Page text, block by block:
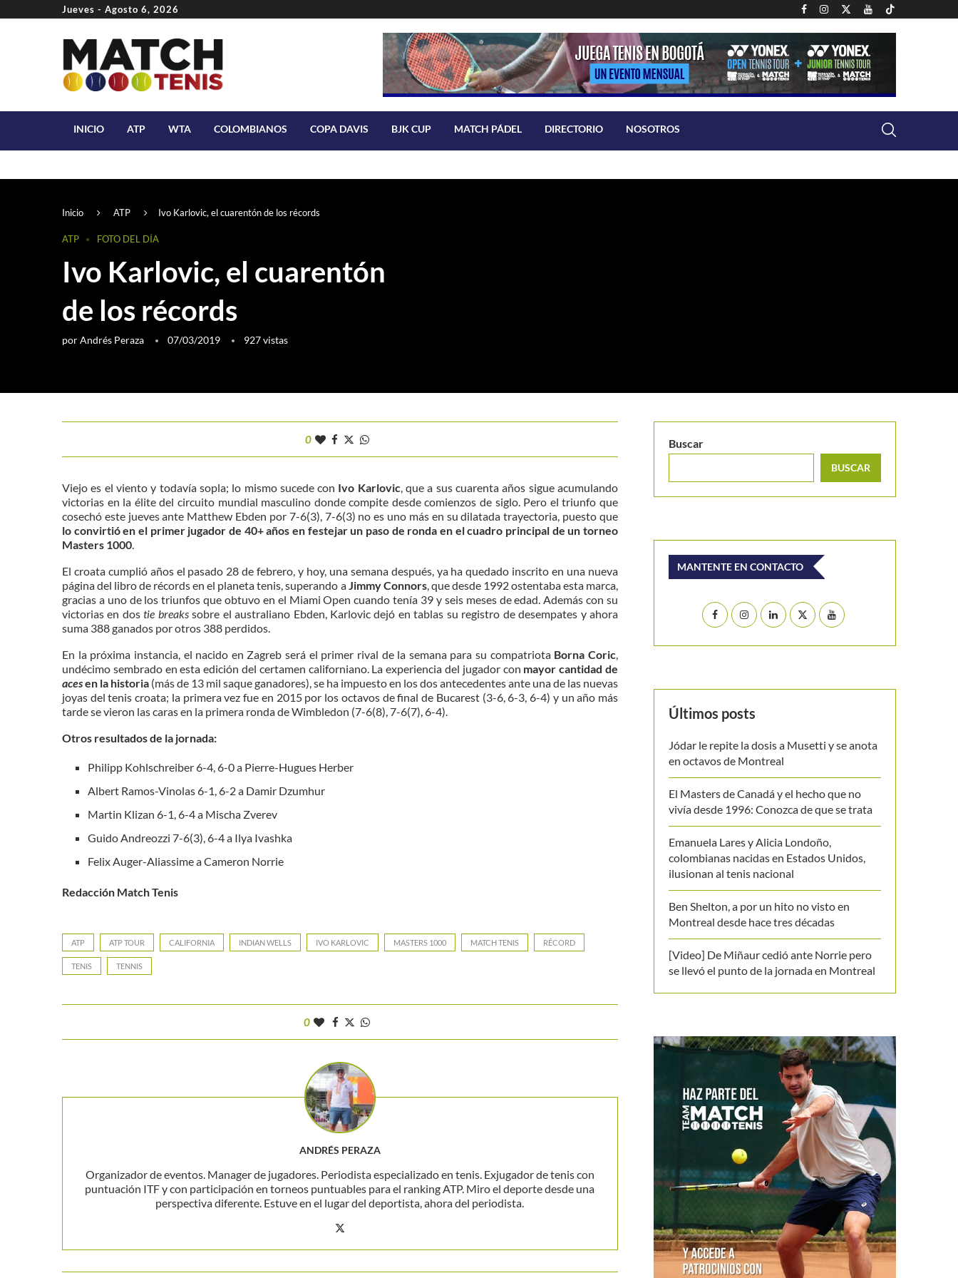
Jueves - Agosto 6, 2026
INICIO ATP WTA COLOMBIANOS COPA DAVIS BJK CUP MATCH PÁDEL DIRECTORIO NOSOTROS
Inicio ATP Ivo Karlovic, el cuarentón de los récords
ATP FOTO DEL DÍA
Ivo Karlovic, el cuarentón
de los récords
porAndrés Peraza 07/03/2019 927vistas
0
Viejo es el viento y todavía sopla; lo mismo sucede con Ivo Karlovic, que a sus cuarenta años sigue acumulando
victorias en la élite del circuito mundial masculino donde compite desde comienzos de siglo. Pero el triunfo que
cosechó este jueves ante Matthew Ebden por 7-6(3), 7-6(3) no es uno más en su dilatada trayectoria, puesto que
lo convirtió en el primer jugador de 40+ años en festejar un paso de ronda en el cuadro principal de un torneo
Masters 1000.
El croata cumplió años el pasado 28 de febrero, y hoy, una semana después, ya ha quedado inscrito en una nueva
página del libro de récords en el planeta tenis, superando aJimmy Connors, que desde 1992 ostentaba esta marca,
gracias a uno de los triunfos que obtuvo en el Miami Open cuando tenía 39 y seis meses de edad. Además con su
victorias en dostie breakssobre el australiano Ebden, Karlovic dejó en tablas su registro de desempates y ahora
suma 388 ganados por otros 388 perdidos.
En la próxima instancia, el nacido en Zagreb será el primer rival de la semana para su compatriota Borna Coric,
undécimo sembrado en esta edición del certamen californiano. La experiencia del jugador con mayor cantidad de
acesen la historia (más de 13 mil saque ganadores), se ha impuesto en los dos antecedentes ante una de las nuevas
joyas del tenis croata; la primera vez fue en 2015 por los octavos de final de Bucarest (3-6, 6-3, 6-4) y un año más
tarde se vieron las caras en la primera ronda de Wimbledon (7-6(8), 7-6(7), 6-4).
Otros resultados de la jornada:
Philipp Kohlschreiber 6-4, 6-0 a Pierre-Hugues Herber
Albert Ramos-Vinolas 6-1, 6-2 a Damir Dzumhur
Martin Klizan 6-1, 6-4 a Mischa Zverev
GuidoAndreozzi 7-6(3), 6-4 a Ilya Ivashka
FelixAuger-Aliassime a Cameron Norrie
Redacción Match Tenis
ATP ATP TOUR CALIFORNIA INDIAN WELLS IVO KARLOVIC MASTERS 1000 MATCH TENIS RÉCORD
TENIS TENNIS
0
ANDRÉS PERAZA
Organizador de eventos. Manager de jugadores. Periodista especializado en tenis. Exjugador de tenis con
puntuación ITF y con participación en torneos puntuables para el ranking ATP. Miro el deporte desde una
perspectiva diferente. Estuve en el lugar del deportista, ahora del periodista.
Buscar
BUSCAR
MANTENTE EN CONTACTO
Últimos posts
Jódar le repite la dosis a Musetti y se anota
en octavos de Montreal
El Masters de Canadá y el hecho que no
vivía desde 1996: Conozca de que se trata
Emanuela Lares y Alicia Londoño,
colombianas nacidas en Estados Unidos,
ilusionan al tenis nacional
Ben Shelton, a por un hito no visto en
Montreal desde hace tres décadas
[Video] De Miñaur cedió ante Norrie pero
se llevó el punto de la jornada en Montreal